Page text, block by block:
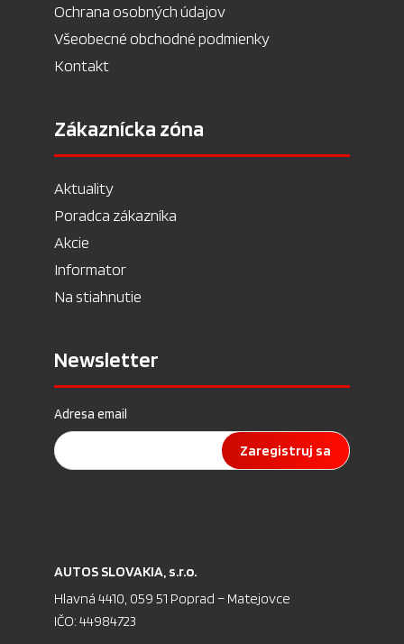
Ochrana osobných údajov
Všeobecné obchodné podmienky
Kontakt
Zákaznícka zóna
Aktuality
Poradca zákazníka
Akcie
Informator
Na stiahnutie
Newsletter
Adresa email
Zaregistruj sa
AU­TOS SLO­VA­KIA, s.r.o.
Hlav­ná 4410, 059 51 Pop­rad – Ma­te­jov­ce
IČO: 44984723